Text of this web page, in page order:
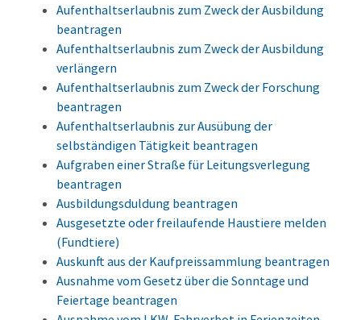
Aufenthaltserlaubnis zum Zweck der Ausbildung
beantragen
Aufenthaltserlaubnis zum Zweck der Ausbildung
verlängern
Aufenthaltserlaubnis zum Zweck der Forschung
beantragen
Aufenthaltserlaubnis zur Ausübung der
selbständigen Tätigkeit beantragen
Aufgraben einer Straße für Leitungsverlegung
beantragen
Ausbildungsduldung beantragen
Ausgesetzte oder freilaufende Haustiere melden
(Fundtiere)
Auskunft aus der Kaufpreissammlung beantragen
Ausnahme vom Gesetz über die Sonntage und
Feiertage beantragen